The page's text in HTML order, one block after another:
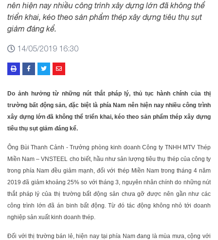
nên hiện nay nhiều công trình xây dựng lớn đã không thể
triển khai, kéo theo sản phẩm thép xây dựng tiêu thụ sụt
giảm đáng kể.
14/05/2019 16:30
Do ảnh hưởng từ những nút thắt pháp lý, thủ tục hành chính của thị
trường bất động sản, đặc biệt là phía Nam nên hiện nay nhiều công trình
xây dựng lớn đã không thể triển khai, kéo theo sản phẩm thép xây dựng
tiêu thụ sụt giảm đáng kể.
Ông Bùi Thanh Cảnh - Trưởng phòng kinh doanh Công ty TNHH MTV Thép
Miền Nam – VNSTEEL cho biết, hầu như sản lượng tiêu thụ thép của công ty
trong phía Nam đều giảm mạnh, đối với thép Miền Nam trong tháng 4 năm
2019 đã giảm khoảng 25% so với tháng 3, nguyên nhân chính do những nút
thắt pháp lý của thị trường bất động sản chưa gỡ được nên gần như các
công trình lớn đã án binh bất động. Từ đó tác động không nhỏ tới doanh
nghiệp sản xuất kinh doanh thép.
Đối với thị trường bán lẻ, hiện nay tại phía Nam đang là mùa mưa, cộng với